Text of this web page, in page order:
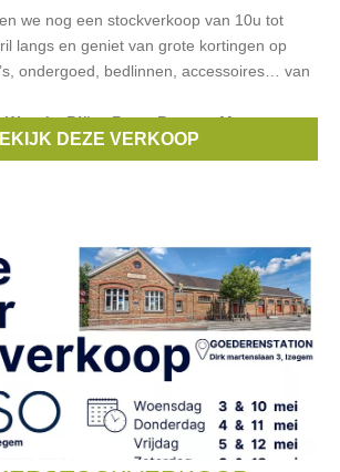
we nog een stockverkoop van 10u tot
langs en geniet van grote kortingen op
ondergoed, bedlinnen, accessoires… van
Woody,Björn Borg,Banana Moon,
DEZE VERKOOP